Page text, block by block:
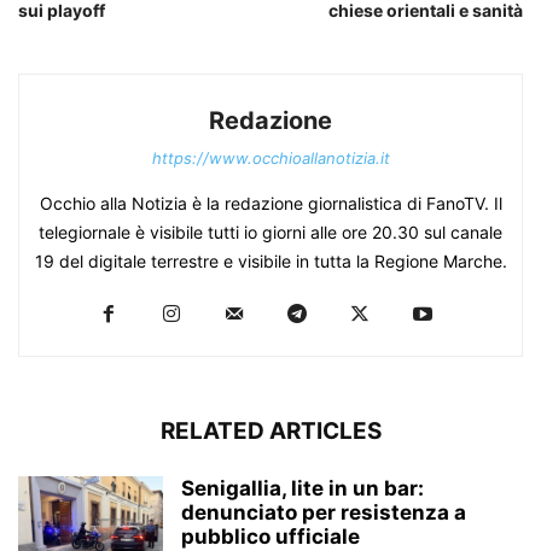
sui playoff chiese orientali e sanità
Redazione
https://www.occhioallanotizia.it
Occhio alla Notizia è la redazione giornalistica di FanoTV. Il
telegiornale è visibile tutti io giorni alle ore 20.30 sul canale
19 del digitale terrestre e visibile in tutta la Regione Marche.
RELATED ARTICLES
Senigallia, lite in un bar:
denunciato per resistenza a
pubblico ufficiale